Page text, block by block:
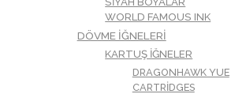
WORLD FAMOUS INK
DÖVME İĞNELERI
KARTUŞ İĞNELER
DRAGONHAWK YUE
CARTRIDGES